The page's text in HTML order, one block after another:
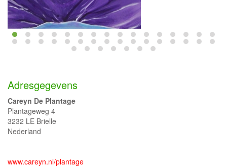
Adresgegevens
Careyn De Plantage
Plantageweg 4
3232 LE Brielle
Nederland
www.careyn.nl/plantage